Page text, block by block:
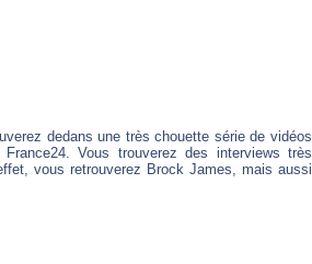
dedans une très chouette série de vidéos
Vous trouverez des interviews très
vous retrouverez Brock James, mais aussi